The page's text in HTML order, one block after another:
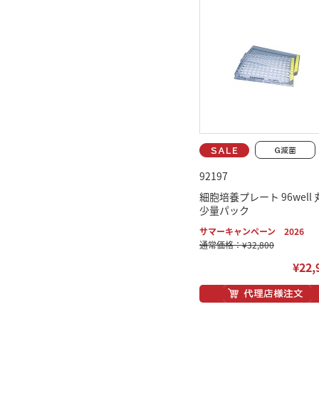
92197
細胞培養プレート 96well
少量パック
サマーキャンペーン 2026
通常価格：¥32,800